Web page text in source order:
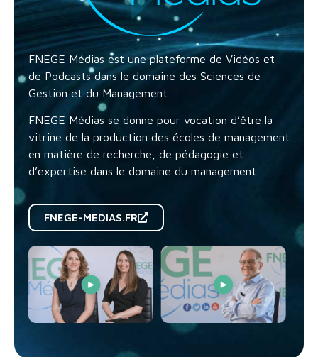
FNEGE Médias est une plateforme de Vidéos et
de Podcasts dans le domaine des Sciences de
Gestion et du Management.
FNEGE Médias se donne pour vocation d’être la
vitrine de la production des écoles de management
en matière de recherche, de pédagogie et
d’expertise dans le domaine du management.
FNEGE-MEDIAS.FR